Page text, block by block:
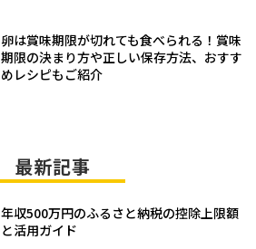
卵は賞味期限が切れても食べられる！賞味
期限の決まり方や正しい保存方法、おすす
めレシピもご紹介
最新記事
年収500万円のふるさと納税の控除上限額
と活用ガイド